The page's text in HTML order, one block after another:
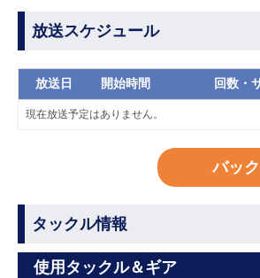
放送スケジュール
放送日 開始時間 回数・
現在放送予定はありません。
バッ
タックル情報
使用タックル＆ギア